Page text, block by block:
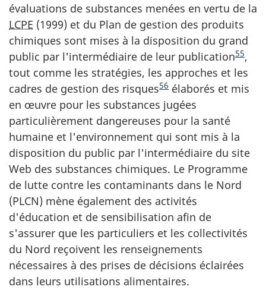
évaluations de substances menées en vertu de la
LCPE (1999) et du Plan de gestion des produits
chimiques sont mises à la disposition du grand
public par l'intermédiaire de leur publication55,
tout comme les stratégies, les approches et les
cadres de gestion des risques56 élaborés et mis
en œuvre pour les substances jugées
particulièrement dangereuses pour la santé
humaine et l'environnement qui sont mis à la
disposition du public par l'intermédiaire du site
Web des substances chimiques. Le Programme
de lutte contre les contaminants dans le Nord
(PLCN) mène également des activités
d'éducation et de sensibilisation afin de
s'assurer que les particuliers et les collectivités
du Nord reçoivent les renseignements
nécessaires à des prises de décisions éclairées
dans leurs utilisations alimentaires.